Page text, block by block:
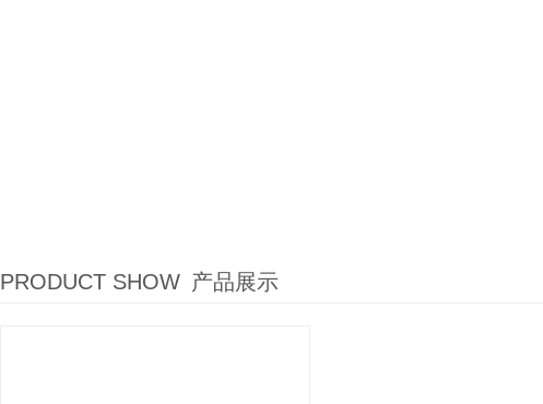
PRODUCT SHOW 产品展示